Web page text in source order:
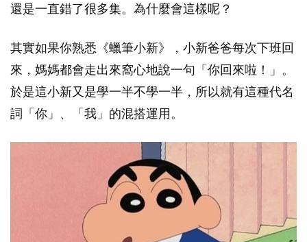
還是一直錯了很多集。為什麼會這樣呢？
其實如果你熟悉《蠟筆小新》，小新爸爸每次下班回
來，媽媽都會走出來窩心地說一句「你回來啦！」。
於是這小新又是學一半不學一半，所以就有這種代名
詞「你」、「我」的混搭運用。